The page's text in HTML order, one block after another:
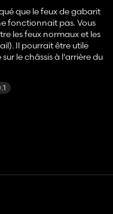
que le feux de gabarit
fonctionnait pas. Vous
les feux normaux et les
Il pourrait être utile
le châssis à l'arrière du
en châssis HKL / poly-
la version box et